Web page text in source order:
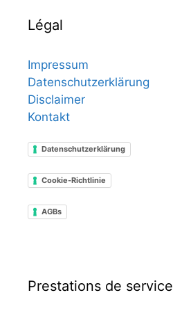
Légal
Impressum
Datenschutzerklärung
Disclaimer
Kontakt
Datenschutzerklärung
Cookie-Richtlinie
AGBs
Prestations de service